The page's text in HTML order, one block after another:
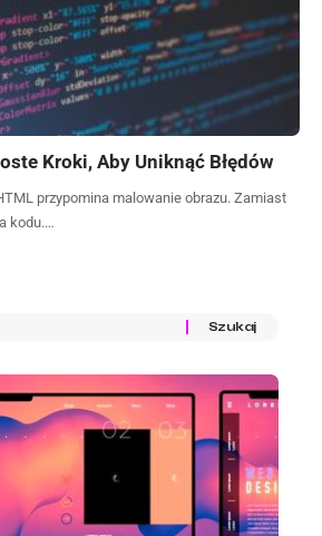
Kroki, Aby Uniknąć Błędów
przypomina malowanie obrazu. Zamiast
kodu.…